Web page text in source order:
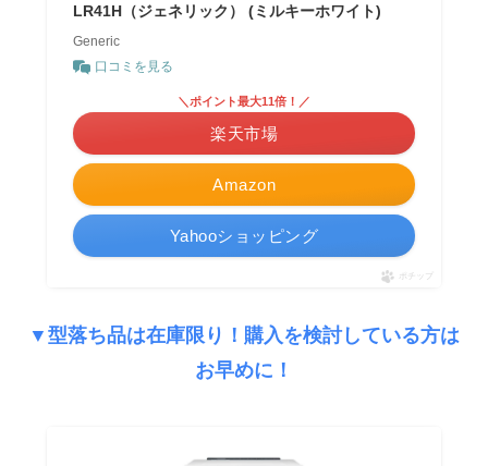
LR41H（ジェネリック） (ミルキーホワイト)
Generic
口コミを見る
Amazon
＼ポイント最大11倍！／
楽天市場
Yahooショッピング
ポチップ
▼型落ち品は在庫限り！購入を検討している方は
お早めに！